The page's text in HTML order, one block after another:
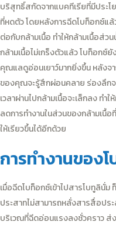
บริสุทธิ์สกัดจากแบคทีเรียที่มีประ
ที่หดตัว โดยหลังการฉีดโบท็อกซ์แ
ต่อกับกล้ามเนื้อ ทำให้กล้ามเนื้อส่
กล้ามเนื้อไม่เกร็งตัวแล้ว โบท็อกซ์
คุณแลดูอ่อนเยาว์มากยิ่งขึ้น หลังจ
ของคุณจะรู้สึกผ่อนคลาย ร่องลึกจ
เวลาผ่านไปกล้ามเนื้อจะเล็กลง ท
ลดการทำงานในส่วนของกล้ามเนื้
ให้เรียวขึ้นได้อีกด้วย
การทำงานของ
เมื่อฉีดโบท็อกซ์เข้าไปสารโบทูลินั่ม
ประสาทไม่สามารถหลั่งสารสื่อปร
บริเวณที่ฉีดอ่อนแรงลงชั่วคราว ส่